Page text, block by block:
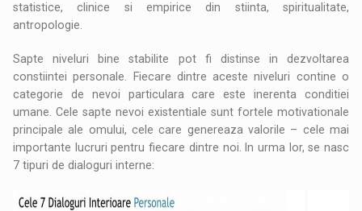
statistice, clinice si empirice din stiinta, spiritualitate,
antropologie.
Sapte niveluri bine stabilite pot fi distinse in dezvoltarea
constiintei personale. Fiecare dintre aceste niveluri contine o
categorie de nevoi particulara care este inerenta conditiei
umane. Cele sapte nevoi existentiale sunt fortele motivationale
principale ale omului, cele care genereaza valorile – cele mai
importante lucruri pentru fiecare dintre noi. In urma lor, se nasc
7 tipuri de dialoguri interne: